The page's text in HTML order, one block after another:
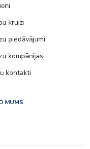
kruīzi
piedāvājumi
kompānijas
kontakti
MUMS